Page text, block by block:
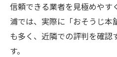
信頼できる業者を見極めやす
浦では、実際に「おそうじ本
も多く、近隣での評判を確認
す。